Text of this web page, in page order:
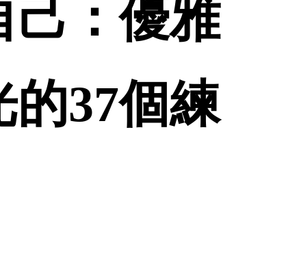
己：優雅
37個練